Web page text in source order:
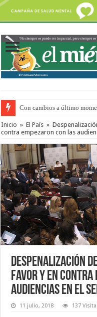
Con cambios a último
Adopción en Entre Ríos: el
Inicio » El País »
contra empezaron con las
Despenalización
favor y en contra
audiencias en el
11 julio, 2018 137